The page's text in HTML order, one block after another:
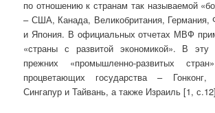
по отношению к странам так называемой
– США, Канада, Великобритания, Германия,
и Япония. В официальных отчетах МВФ
«страны с развитой экономикой». В эту
прежних «промышленно-развитых
процветающих государства –
Сингапур и Тайвань, а также Израиль [1,